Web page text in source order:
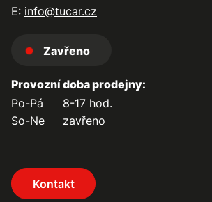
E: info@tucar.cz
Zavřeno
Provozní doba prodejny:
Po-Pá
8-17 hod.
So-Ne
zavřeno
Kontakt